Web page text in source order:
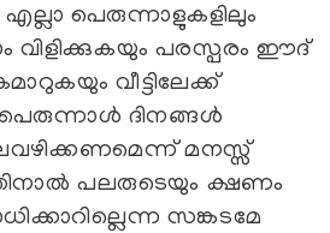
പെരുന്നാളുകളിലും
വിളിക്കുകയും പരസ്പരം ഈദ്
വീട്ടിലേക്ക്
ദിനങ്ങള്‍
മനസ്സ്
പലരുടെയും ക്ഷണം
സങ്കടമേ